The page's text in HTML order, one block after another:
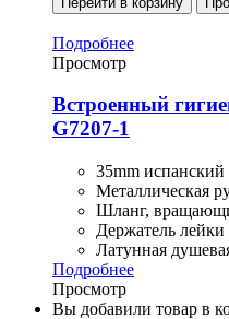
Подробнее
Просмотр
Встроенный
G7207-1
35mm испанский
Металлическая
Шланг,
Держатель лейки
Латунная
Подробнее
Просмотр
Вы добавили товар в